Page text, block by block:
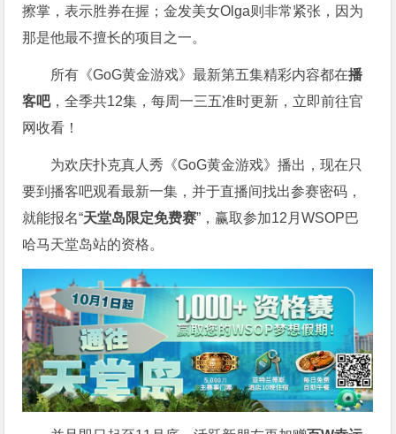
擦掌，表示胜券在握；金发美女Olga则非常紧张，因为
那是他最不擅长的项目之一。
所有《GoG黄金游戏》最新第五集精彩内容都在播
客吧，全季共12集，每周一三五准时更新，立即前往官
网收看！
为欢庆扑克真人秀《GoG黄金游戏》播出，现在只
要到播客吧观看最新一集，并于直播间找出参赛密码，
就能报名“天堂岛限定免费赛”，赢取参加12月WSOP巴
哈马天堂岛站的资格。